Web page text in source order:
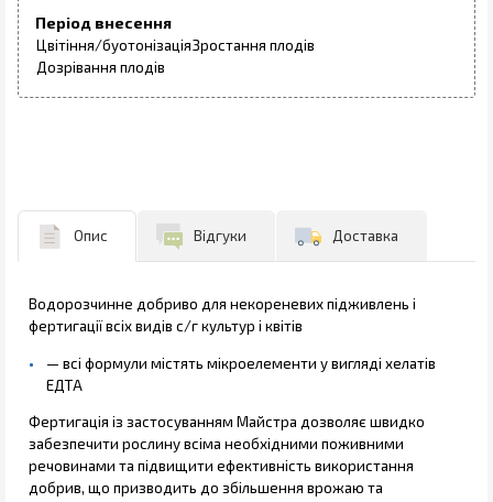
Період внесення
Цвітіння/буотонізаціяЗростання плодів
Дозрівання плодів
Опис Відгуки Доставка
Водорозчинне добриво для некореневих підживлень і
фертигації всіх видів с/г культур і квітів
— всі формули містять мікроелементи у вигляді хелатів
ЕДТА
Фертигація із застосуванням Майстра дозволяє швидко
забезпечити рослину всіма необхідними поживними
речовинами та підвищити ефективність використання
добрив, що призводить до збільшення врожаю та